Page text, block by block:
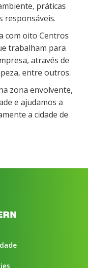
práticas
responsáveis.
com oito Centros
trabalham para
através de
entre outros.
zona envolvente,
e ajudamos a
a cidade de